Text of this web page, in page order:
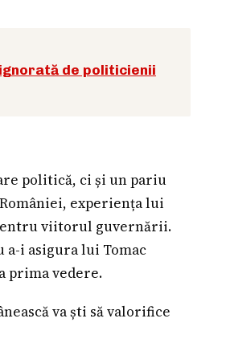
de politicienii
politică, ci și un pariu
experiența lui
viitorul guvernării.
a-i asigura lui Tomac
prima vedere.
va ști să valorifice